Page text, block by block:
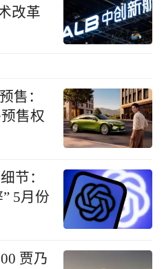
改革
售：
售权
节：
5月份
贾乃